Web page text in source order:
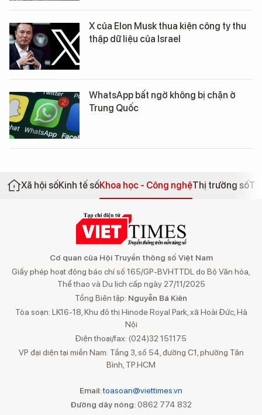
X của Elon Musk thua kiện công ty thu
thập dữ liệu của Israel
WhatsApp bất ngờ không bị chặn ở
Trung Quốc
Xã hội sốKinh tế sốKhoa học - Công nghệThị trường số
Cơ quan của Hội Truyền thông số Việt Nam
Giấy phép hoạt động báo chí số 165/GP-BVHTTDL do Bộ Văn hóa,
Thể thao và Du lịch cấp ngày 27/11/2025
Tổng Biên tập: Nguyễn Bá Kiên
Tòa soạn: LK16-18, Khu đô thị Hinode Royal Park, xã Hoài Đức, Hà
Nội
Điện thoại/fax: (024)32 151175
VP đại diện tại miền Nam: Tầng 3, số 54, đường C1, phường Tân
Bình, TP.HCM
Email:toasoan@viettimes.vn
Đường dây nóng: 0862 774 832